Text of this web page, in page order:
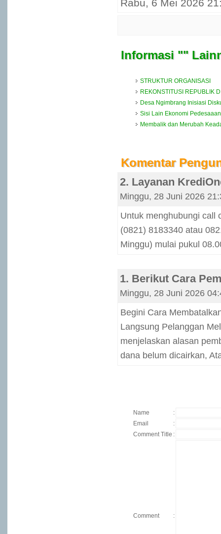
Rabu, 6 Mei 2026
Informasi ""
STRUKTUR ORGANISASI
REKONSTITUSI REPUBLIK
Desa Ngimbrang Inisiasi
Sisi Lain Ekonomi
Membalik dan Merubah
Komentar
2. Layanan
Minggu, 28 Juni 2026
Untuk menghubungi call
(0821) 8183340 atau
Minggu) mulai pukul
1. Berikut Cara
Minggu, 28 Juni 2026
Begini Cara
Langsung Pelanggan
menjelaskan alasan
dana belum dicairkan,
Name
:
Email
:
Comment Title :
Comment :